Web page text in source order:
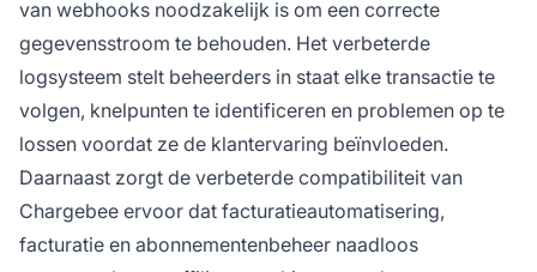
van webhooks noodzakelijk is om een correcte
gegevensstroom te behouden. Het verbeterde
logsysteem stelt beheerders in staat elke transactie te
volgen, knelpunten te identificeren en problemen op te
lossen voordat ze de klantervaring beïnvloeden.
Daarnaast zorgt de verbeterde compatibiliteit van
Chargebee ervoor dat facturatieautomatisering,
facturatie en abonnementenbeheer naadloos